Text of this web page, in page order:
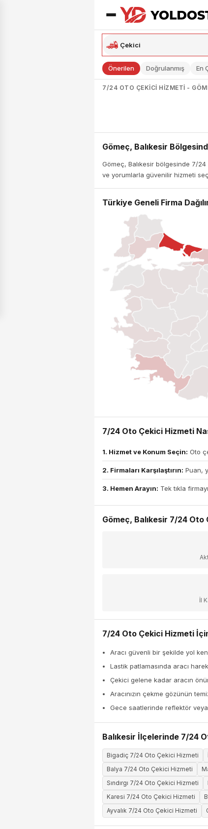
Önerilen Doğrulanmış En
7/24 OTO ÇEKICI HIZMETI -
Gömeç, Balıkesir
Gömeç, Balıkesir bölgesinde 7/
ve yorumlarla güvenilir hizmeti
Türkiye Geneli Firma
7/24 Oto Çekici Hizmeti
1. Hizmet ve Konum Seçin: Oto
2. Firmaları Karşılaştırın: Puan,
3. Hemen Arayın: Tek tıkla
Gömeç, Balıkesir 7/24
İl
7/24 Oto Çekici Hizmeti
Aracı güvenli bir şekilde yol
Lastik patlamasında aracı
Çekici gelene kadar aracın
Aracınızın çekme gözünün
Gece saatlerinde reflektör
Balıkesir İlçelerinde 7/24
Bigadiç 7/24 Oto Çekici Hizmeti
Balya 7/24 Oto Çekici Hizmeti
Sındırgı 7/24 Oto Çekici Hizmeti
Karesi 7/24 Oto Çekici Hizmeti
Ayvalık 7/24 Oto Çekici Hizmeti